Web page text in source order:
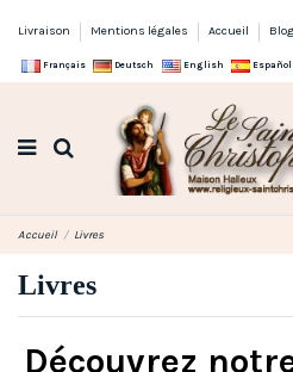
Livraison Mentions légales Accueil Blog
Français Deutsch English Español
Accueil Livres
Livres
Découvrez